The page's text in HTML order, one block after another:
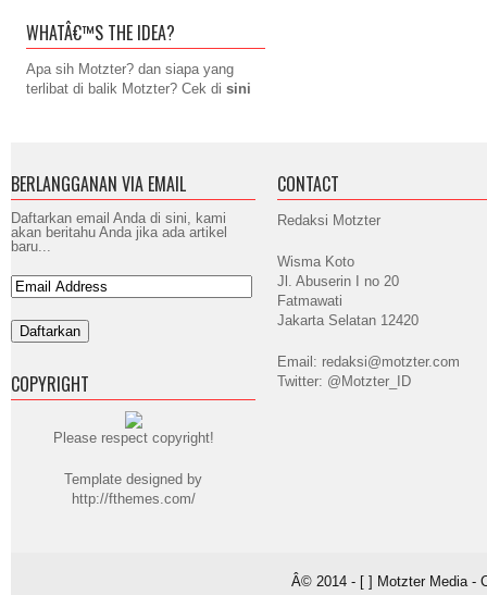
WHATÂ€™S THE IDEA?
Apa sih Motzter? dan siapa yang
terlibat di balik Motzter? Cek di sini
BERLANGGANAN VIA EMAIL
Daftarkan email Anda di sini, kami
akan beritahu Anda jika ada artikel
baru...
COPYRIGHT
Please respect copyright!
Template designed by
http://fthemes.com/
CONTACT
Redaksi Motzter
Wisma Koto
Jl. Abuserin I no 20
Fatmawati
Jakarta Selatan 12420
Email: redaksi@motzter.com
Twitter: @Motzter_ID
Â© 2014 - [ ] Motzter Media -